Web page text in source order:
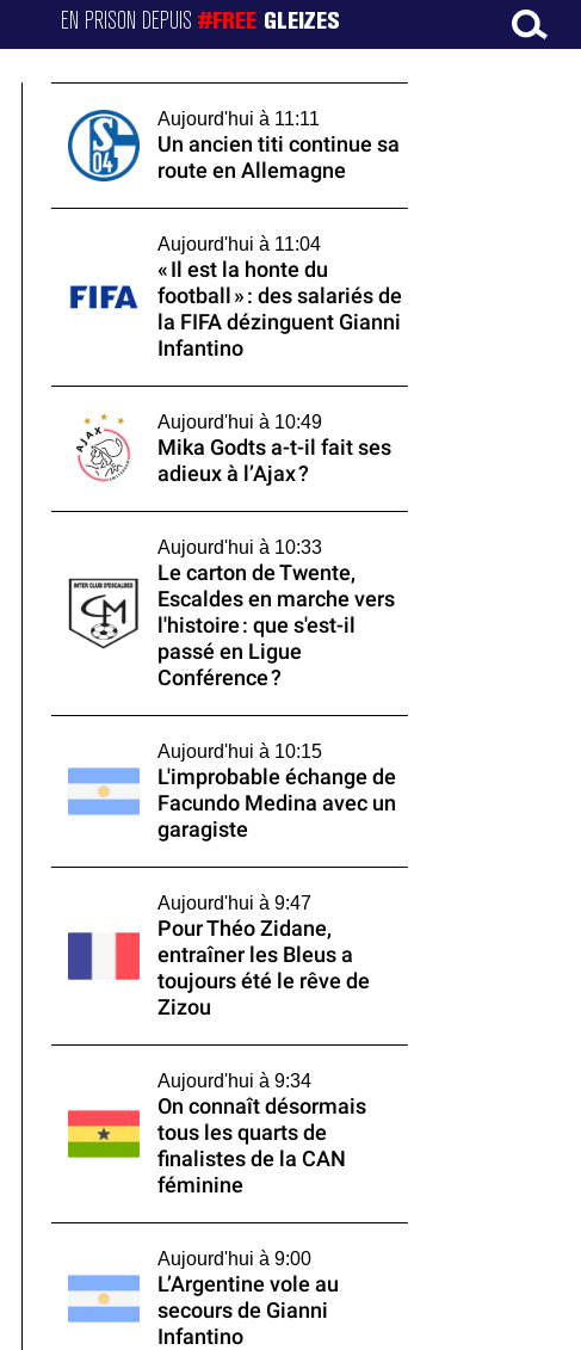
EN PRISON DEPUIS#FREE GLEIZES
Aujourd'hui à 11:11
Un ancien titi continue sa
route en Allemagne
Aujourd'hui à 11:04
« Il est la honte du
football » : des salariés de
la FIFA dézinguent Gianni
Infantino
Aujourd'hui à 10:49
Mika Godts a-t-il fait ses
adieux à l’Ajax ?
Aujourd'hui à 10:33
Le carton de Twente,
Escaldes en marche vers
l'histoire : que s'est-il
passé en Ligue
Conférence ?
Aujourd'hui à 10:15
L'improbable échange de
Facundo Medina avec un
garagiste
Aujourd'hui à 9:47
Pour Théo Zidane,
entraîner les Bleus a
toujours été le rêve de
Zizou
Aujourd'hui à 9:34
On connaît désormais
tous les quarts de
finalistes de la CAN
féminine
Aujourd'hui à 9:00
L’Argentine vole au
secours de Gianni
Infantino